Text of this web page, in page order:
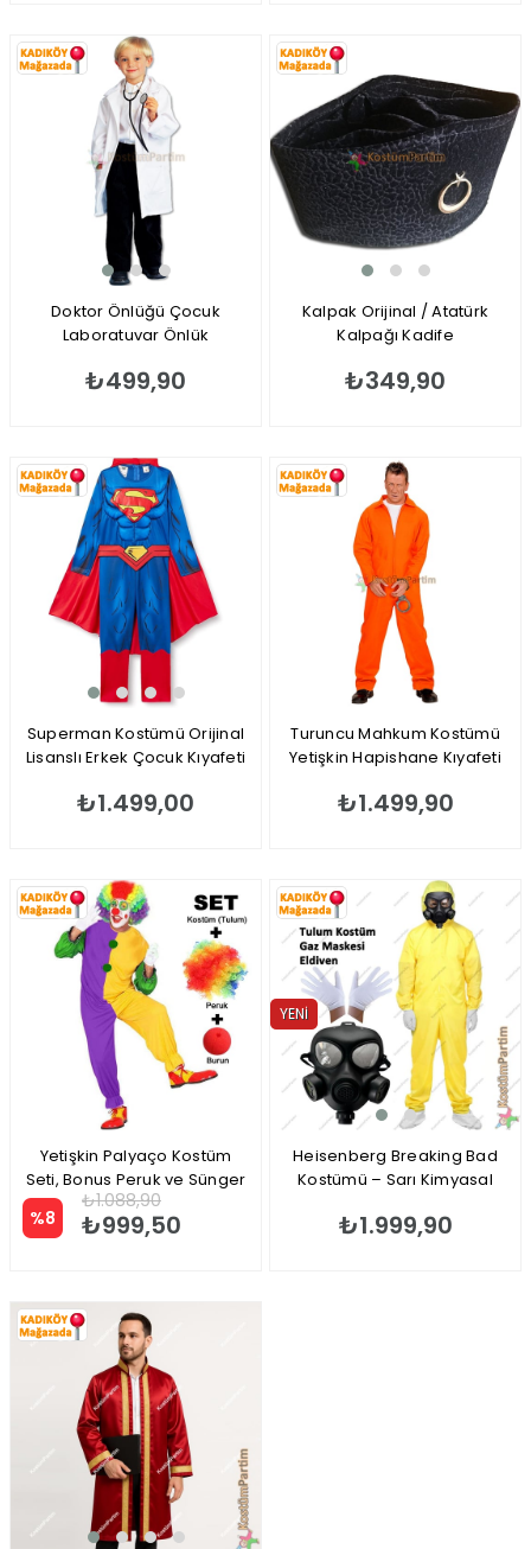
Doktor Önlüğü Çocuk
Laboratuvar Önlük
₺499,90
Kalpak Orijinal / Atatürk
Kalpağı Kadife
₺349,90
Superman Kostümü Orijinal
Lisanslı Erkek Çocuk Kıyafeti
₺1.499,00
Turuncu Mahkum Kostümü
Yetişkin Hapishane Kıyafeti
₺1.499,90
Yetişkin Palyaço Kostüm
Seti, Bonus Peruk ve Sünger
Burun
₺999,50
₺1.088,90
%8
Heisenberg Breaking Bad
Kostümü – Sarı Kimyasal
₺1.999,90
YENI
ÜRÜN